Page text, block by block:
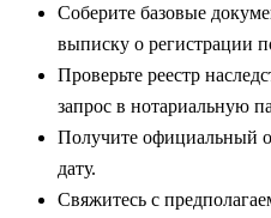
Соберите базовые
выписку о регистрации
Проверьте реестр
запрос в нотариальную
Получите официальный
дату.
Свяжитесь с